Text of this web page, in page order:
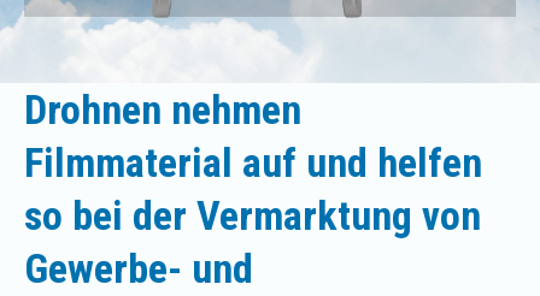
Drohnen nehmen
Filmmaterial auf und helfen
so bei der Vermarktung von
Gewerbe- und